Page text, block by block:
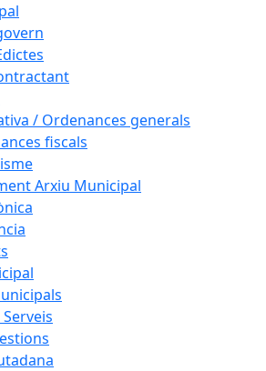
/ Ordenances generals
fiscals
Arxiu Municipal